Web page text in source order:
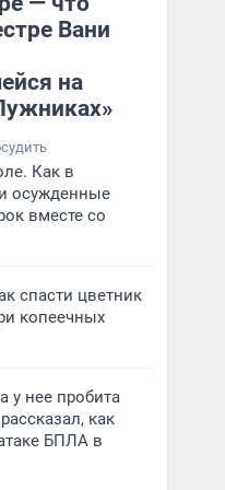
Вани
на
Как в
осужденные
вместе со
спасти цветник
копеечных
у нее пробита
как
БПЛА в